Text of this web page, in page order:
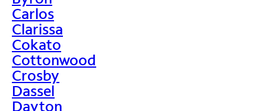
Carlos
Clarissa
Cokato
Cottonwood
Crosby
Dassel
Dayton